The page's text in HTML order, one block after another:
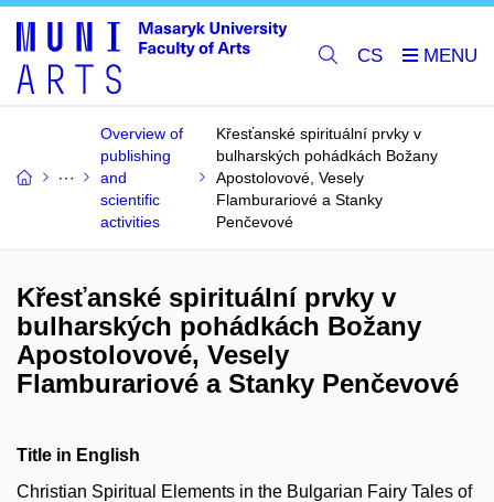
CS
Overview of
publishing
and
scientific
activities
Křesťanské spirituální prvky v
bulharských pohádkách Božany
Apostolovové, Vesely
Flamburariové a Stanky
Penčevové
Křesťanské spirituální prvky v
bulharských pohádkách Božany
Apostolovové, Vesely
Flamburariové a Stanky Penčevové
Title in English
Christian Spiritual Elements in the Bulgarian Fairy Tales of